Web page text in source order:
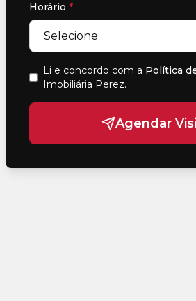
Horário *
Li e concordo com a Política
Imobiliária Perez.
Agendar